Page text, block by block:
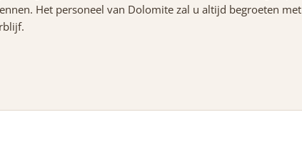
Het personeel van Dolomite zal u altijd begroeten met